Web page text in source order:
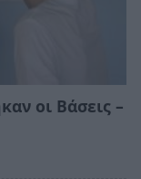
οι Βάσεις –